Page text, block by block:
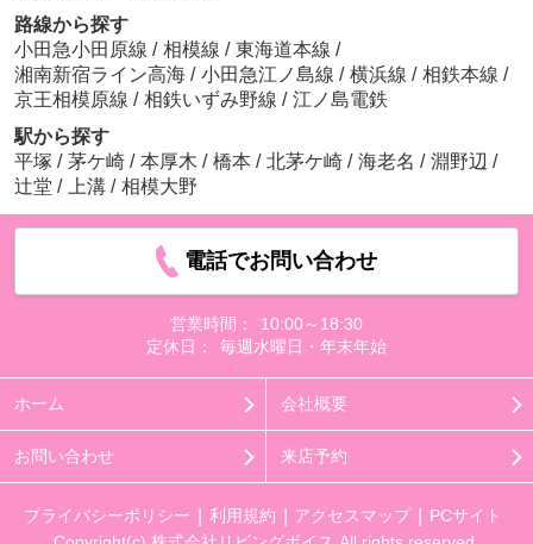
路線から探す
小田急小田原線 / 相模線 / 東海道本線 /
湘南新宿ライン高海 / 小田急江ノ島線 / 横浜線 / 相鉄本線 /
京王相模原線 / 相鉄いずみ野線 / 江ノ島電鉄
駅から探す
平塚 / 茅ケ崎 / 本厚木 / 橋本 / 北茅ケ崎 / 海老名 / 淵野辺 /
辻堂 / 上溝 / 相模大野
電話でお問い合わせ
営業時間：
10:00～18:30
定休日：
毎週水曜日・年末年始
ホーム 会社概要
お問い合わせ 来店予約
プライバシーポリシー 利用規約 アクセスマップ
PCサイト